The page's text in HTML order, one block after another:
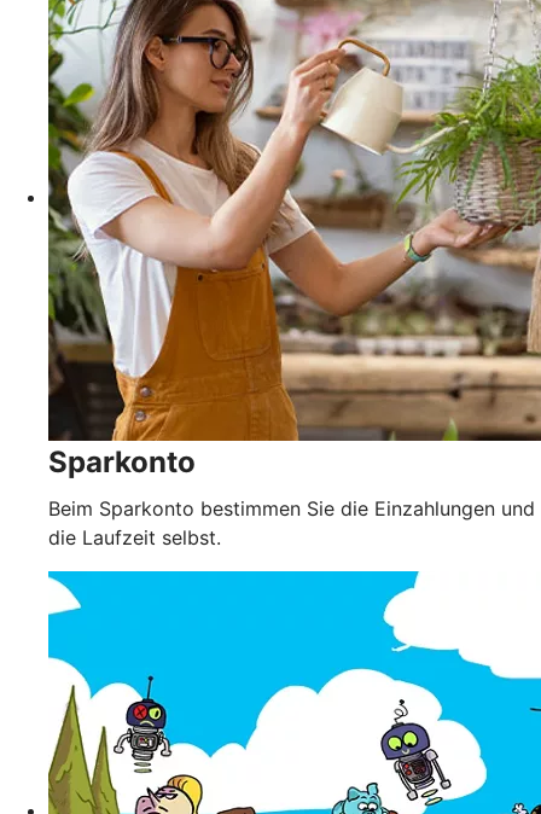
Sparkonto
Beim Sparkonto bestimmen Sie die Einzahlungen und
die Laufzeit selbst.